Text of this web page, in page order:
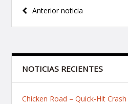
Navegación
de
Anterior noticia
NOTICIAS RECIENTES
Chicken Road – Quick‑Hit